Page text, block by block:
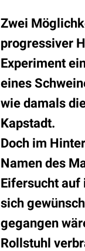
Zwei
progressiver
Experiment
eines
wie damals
Kapstadt.
Doch im
Namen des
Eifersucht auf
sich
gegangen
Rollstuhl